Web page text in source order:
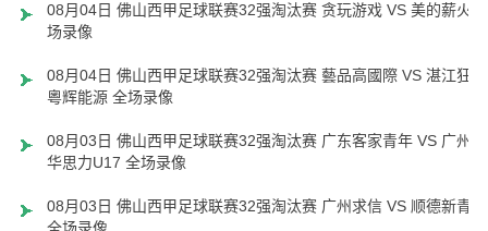
08月04日 佛山西甲足球联赛32强淘汰赛 贪玩游戏 VS 美的薪火
场录像
08月04日 佛山西甲足球联赛32强淘汰赛 藝品高國際 VS 湛江狂狼
粵辉能源 全场录像
08月03日 佛山西甲足球联赛32强淘汰赛 广东客家青年 VS 广州英
华思力U17 全场录像
08月03日 佛山西甲足球联赛32强淘汰赛 广州求信 VS 顺德新青年